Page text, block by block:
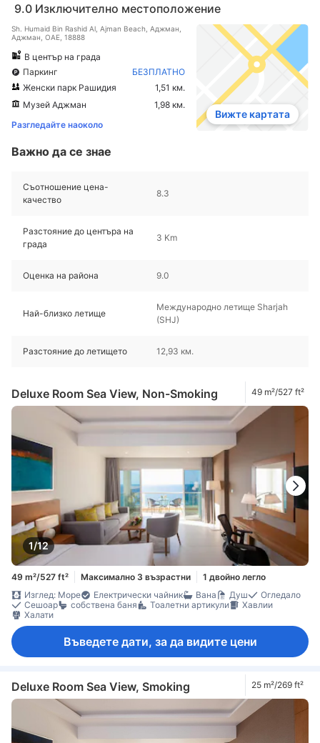
9.0 Изключително местоположение
Sh. Humaid Bin Rashid Al, Ajman Beach, Аджман,
Аджман, ОАЕ, 18888
В център на града
Паркинг
БЕЗПЛАТНО
Женски парк Рашидия
1,51 км.
Музей Аджман
1,98 км.
Разгледайте наоколо
Вижте картата
Важно да се знае
Съотношение цена-
качество
8.3
Разстояние до центъра на
града
3 Km
Оценка на района 9.0
Най-близко летище
Международно летище Sharjah
(SHJ)
Разстояние до летището 12,93 км.
Deluxe Room Sea View, Non-Smoking 49 m²/527 ft²
1/12
49 m²/527 ft² Максимално 3 възрастни
1 двойно легло
Изглед: Море
Електрически чайник Вана Душ
Огледало
Сешоар
собствена баня Тоалетни артикули
Хавлии
Халати
Въведете дати, за да видите цени
Deluxe Room Sea View, Smoking 25 m²/269 ft²